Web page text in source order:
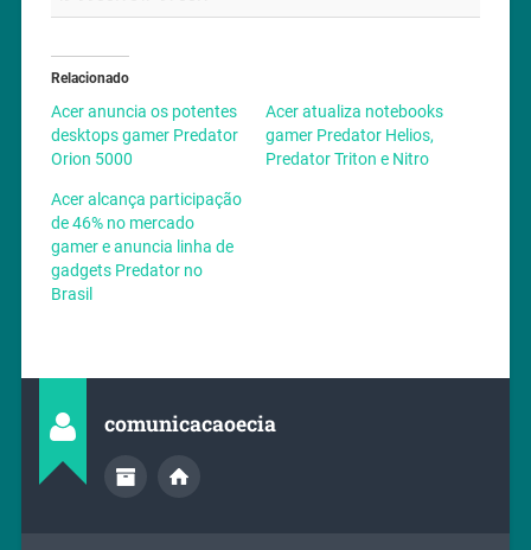
Relacionado
Acer anuncia os potentes
desktops gamer Predator
Orion 5000
Acer atualiza notebooks
gamer Predator Helios,
Predator Triton e Nitro
Acer alcança participação
de 46% no mercado
gamer e anuncia linha de
gadgets Predator no
Brasil
comunicacaoecia